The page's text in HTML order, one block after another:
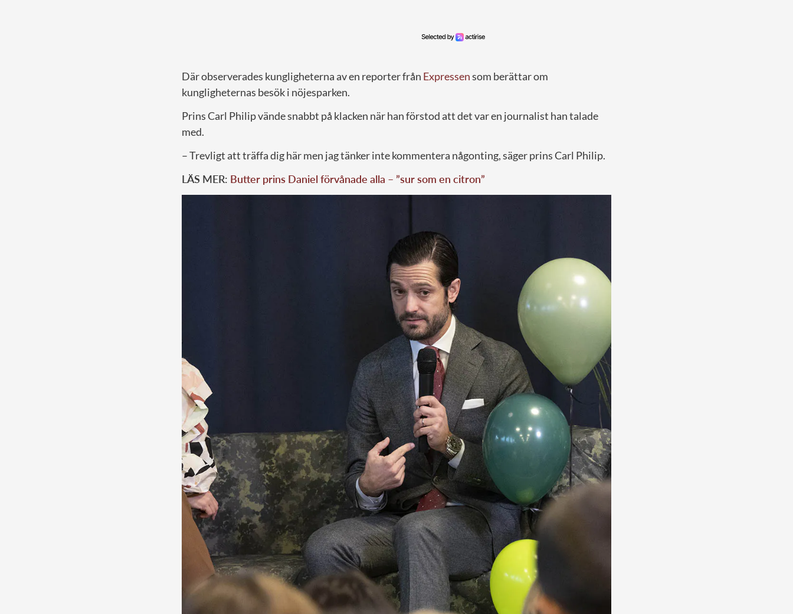
Där observerades kungligheterna av en reporter från Expressensom berättar om
kungligheternas besök i nöjesparken.
Prins Carl Philip vände snabbt på klacken när han förstod att det var en journalist han talade
med.
– Trevligt att träffa dig här men jag tänker inte kommentera någonting, säger prins Carl Philip.
LÄS MER: Butter prins Daniel förvånade alla – ”sur som en citron”